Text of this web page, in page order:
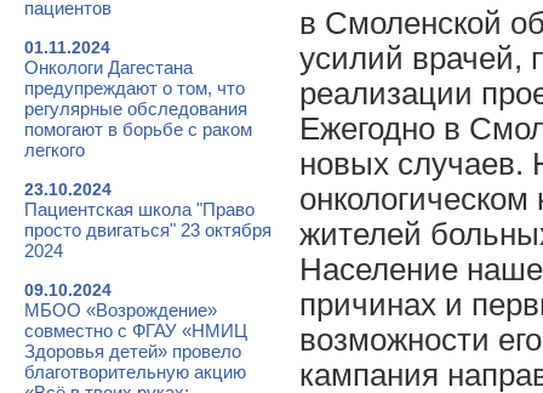
пациентов
01.11.2024
Онкологи Дагестана
предупреждают о том, что
регулярные обследования
помогают в борьбе с раком
легкого
23.10.2024
Пациентская школа "Право
просто двигаться" 23 октября
2024
09.10.2024
МБОО «Возрождение»
совместно с ФГАУ «НМИЦ
Здоровья детей» провело
благотворительную акцию
в Смоленской
усилий врачей,
реализации
Ежегодно в
новых случаев.
жителей
Население
причинах и
возможности
кампания